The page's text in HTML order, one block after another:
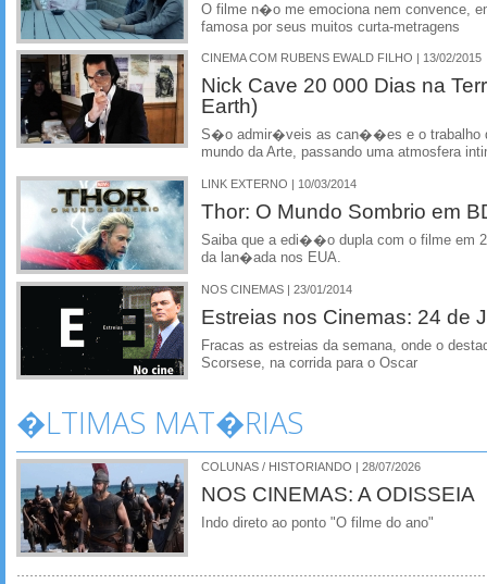
O filme n�o me emociona nem convence,
famosa por seus muitos curta-metragens
CINEMA COM RUBENS EWALD FILHO | 13/02/2015
Nick Cave 20 000 Dias na
Earth)
S�o admir�veis as can��es e o trabalho
mundo da Arte, passando uma atmosfera
LINK EXTERNO | 10/03/2014
Thor: O Mundo Sombrio em
Saiba que a edi��o dupla com o filme em
da lan�ada nos EUA.
NOS CINEMAS | 23/01/2014
Estreias nos Cinemas: 24 de
Fracas as estreias da semana, onde o
Scorsese, na corrida para o Oscar
�LTIMAS MAT�RIAS
COLUNAS / HISTORIANDO | 28/07/2026
NOS CINEMAS: A ODISSEIA
Indo direto ao ponto "O filme do ano"